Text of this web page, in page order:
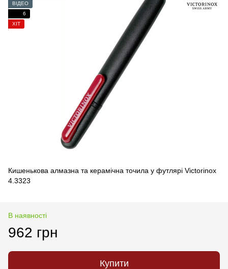
ВІДЕО
6
ХІТ
Кишенькова алмазна та керамічна точила у футлярі Victorinox
4.3323
В наявності
962 грн
Купити